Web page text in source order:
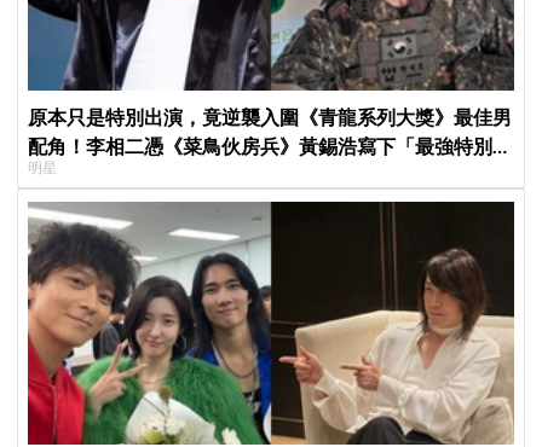
原本只是特別出演，竟逆襲入圍《青龍系列大獎》最佳男
配角！李相二憑《菜鳥伙房兵》黃錫浩寫下「最強特別出
演」傳奇
明星